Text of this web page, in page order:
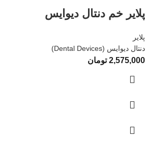
پلایر خم دنتال دیوایس
پلایر
دنتال دیوایس (Dental Devices)
2,575,000 تومان